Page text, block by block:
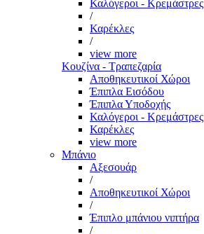
Καλόγεροι - Κρεμάστρες
/
Καρέκλες
/
view more
Κουζίνα - Τραπεζαρία
Αποθηκευτικοί Χώροι
Έπιπλα Εισόδου
Έπιπλα Υποδοχής
Καλόγεροι - Κρεμάστρες
Καρέκλες
view more
Μπάνιο
Αξεσουάρ
/
Αποθηκευτικοί Χώροι
/
Έπιπλο μπάνιου νιπτήρα
/